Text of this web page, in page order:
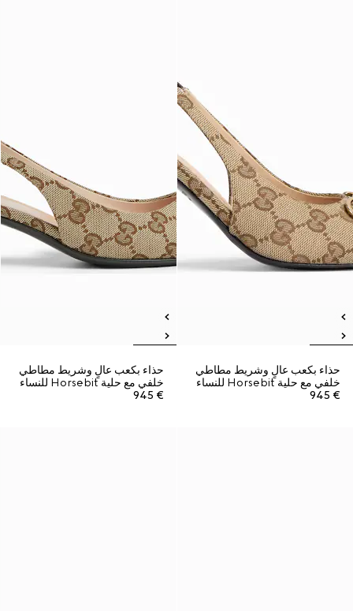
حذاء بكعب عالٍ وشريط مطاطي
خلفي مع حلية Horsebit للنساء
€ 945
حذاء بكعب عالٍ وشريط مطاطي
خلفي مع حلية Horsebit للنساء
€ 945